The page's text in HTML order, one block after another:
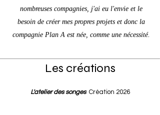
nombreuses compagnies, j'ai eu l'envie et le
besoin de créer mes propres projets et donc la
compagnie Plan A est née, comme une nécessité.
Les créations
L'atelier des songes Création 2026